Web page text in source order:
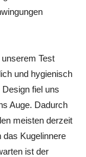
Test
und hygienisch
fiel uns
Auge. Dadurch
meisten derzeit
das Kugelinnere
ist der